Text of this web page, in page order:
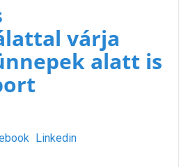
várja
alatt is
Linkedin